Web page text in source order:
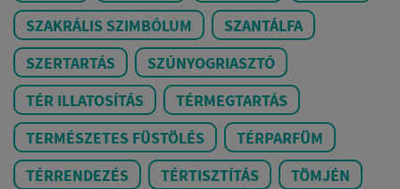
SZAKRÁLIS SZIMBÓLUM
SZANTÁLFA
SZERTARTÁS
SZÚNYOGRIASZTÓ
TÉR ILLATOSÍTÁS
TÉRMEGTARTÁS
TERMÉSZETES FÜSTÖLÉS
TÉRPARFÜM
TÉRRENDEZÉS
TÉRTISZTÍTÁS
TÖMJÉN